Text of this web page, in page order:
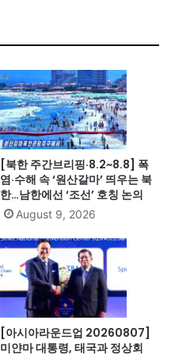
[북한 주간브리핑·8.2~8.8] 폭
염·수해 속 ‘원산갈마’ 띄우는 북
한…남한에선 ‘조선’ 호칭 논의
August 9, 2026
[아시아라운드업 20260807]
미얀마 대통령, 태국과 정상회